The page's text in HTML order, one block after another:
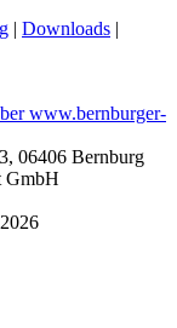
| Downloads |
06406 Bernburg
GmbH